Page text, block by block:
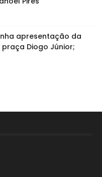
apresentação da
Diogo Júnior;